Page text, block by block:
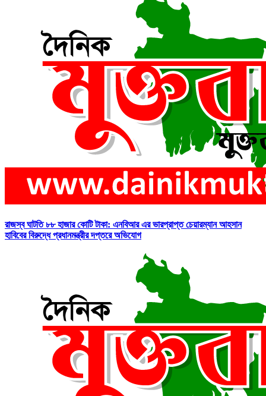
রাজস্ব ঘাটতি ৮৮ হাজার কোটি টাকা: এনবিআর এর ভারপ্রাপ্ত চেয়ারম্যান আহসান
হাবিবের বিরুদ্ধে প্রধানমন্ত্রীর দপ্তরে অভিযোগ